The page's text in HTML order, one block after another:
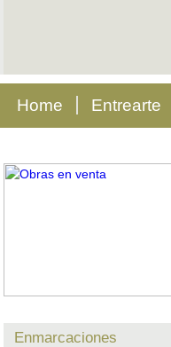
Home Entrearte
Enmarcaciones